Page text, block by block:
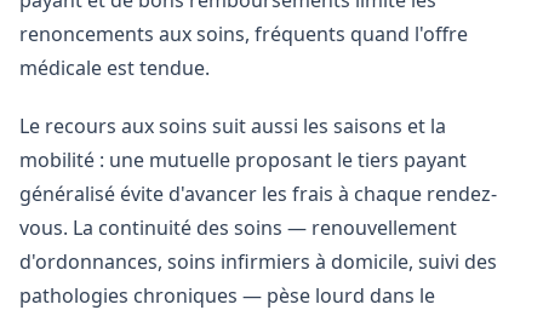
renoncements aux soins, fréquents quand l'offre
médicale est tendue.
Le recours aux soins suit aussi les saisons et la
mobilité : une mutuelle proposant le tiers payant
généralisé évite d'avancer les frais à chaque rendez-
vous. La continuité des soins — renouvellement
d'ordonnances, soins infirmiers à domicile, suivi des
pathologies chroniques — pèse lourd dans le